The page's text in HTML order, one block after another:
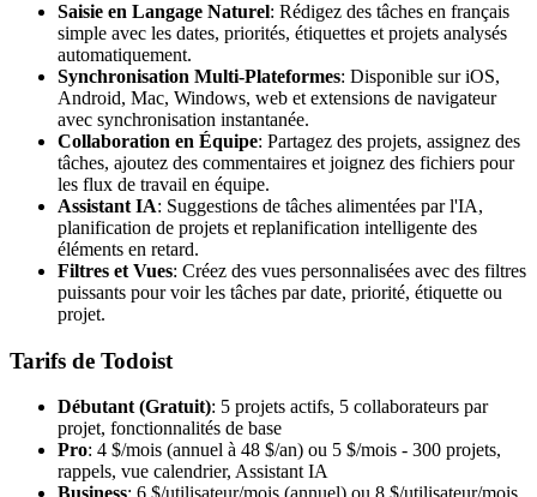
Saisie en Langage Naturel: Rédigez des tâches en français
simple avec les dates, priorités, étiquettes et projets analysés
automatiquement.
Synchronisation Multi-Plateformes: Disponible sur iOS,
Android, Mac, Windows, web et extensions de navigateur
avec synchronisation instantanée.
Collaboration en Équipe: Partagez des projets, assignez des
tâches, ajoutez des commentaires et joignez des fichiers pour
les flux de travail en équipe.
Assistant IA: Suggestions de tâches alimentées par l'IA,
planification de projets et replanification intelligente des
éléments en retard.
Filtres et Vues: Créez des vues personnalisées avec des filtres
puissants pour voir les tâches par date, priorité, étiquette ou
projet.
Tarifs de Todoist
Débutant (Gratuit): 5 projets actifs, 5 collaborateurs par
projet, fonctionnalités de base
Pro: 4 $/mois (annuel à 48 $/an) ou 5 $/mois - 300 projets,
rappels, vue calendrier, Assistant IA